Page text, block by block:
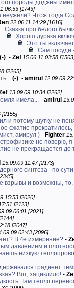
породы доджны
06:53 [1743]
неужели? Чтож тогда
22.06.11 14:29 [1616]
Сказка про белого
Хорош дурака
Это ты
Сам посуди
(-) - Zef 15.06.11 03:58
[2265]
(-) - amirul 12.09.09
13.09.09 10:34 [2262]
имела... - amirul
[2155]
и потому шутку не
сжатие
амирул ) - Fighter
не поверю, я
не прекращается до
15.09.09 11:47 [2173]
синтеза - по
взрывы и возможны, то,
15:53 [2020]
[2123]
06:01 [2021]
[2047]
02:43 [2096]
В 4е измерение? -
давлением и
низкую
градиент
Вот, зациклило! -
Там тепло